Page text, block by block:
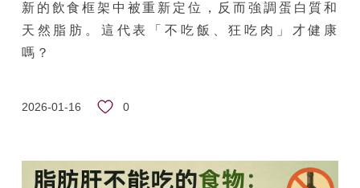
新的飲食框架中被重新定位，反而強調蛋白質和
天然脂肪。這代表「不吃飯、狂吃肉」才健康
嗎？
2026-01-16 0